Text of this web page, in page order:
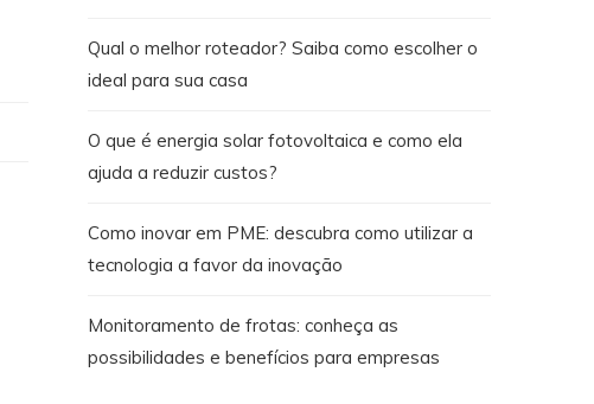
Qual o melhor roteador? Saiba como escolher o
ideal para sua casa
O que é energia solar fotovoltaica e como ela
ajuda a reduzir custos?
Como inovar em PME: descubra como utilizar a
tecnologia a favor da inovação
Monitoramento de frotas: conheça as
possibilidades e benefícios para empresas